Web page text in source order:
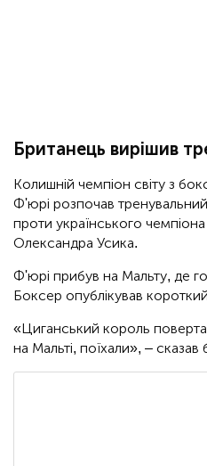
Британець вирішив
Колишній чемпіон світу з
Ф'юрі розпочав
проти українського
Олександра Усика.
Ф'юрі прибув на Мальту, де
Боксер опублікував
«Циганський король
на Мальті, поїхали», – сказав